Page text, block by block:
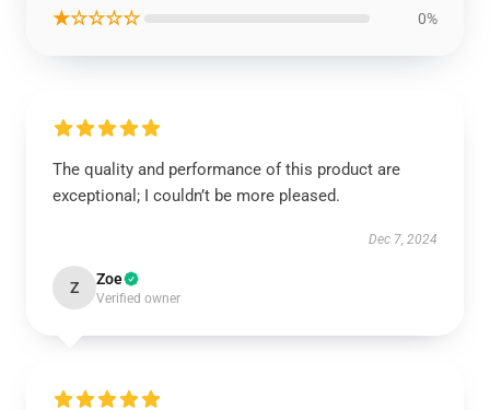
★☆☆☆☆ 0%
The quality and performance of this product are
exceptional; I couldn’t be more pleased.
Dec 7, 2024
Z Zoe
Verified owner